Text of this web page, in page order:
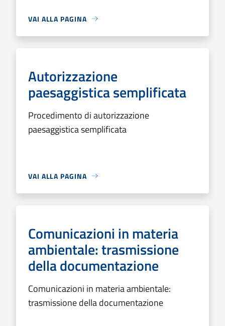
VAI ALLA PAGINA
Autorizzazione
paesaggistica semplificata
Procedimento di autorizzazione
paesaggistica semplificata
VAI ALLA PAGINA
Comunicazioni in materia
ambientale: trasmissione
della documentazione
Comunicazioni in materia ambientale:
trasmissione della documentazione